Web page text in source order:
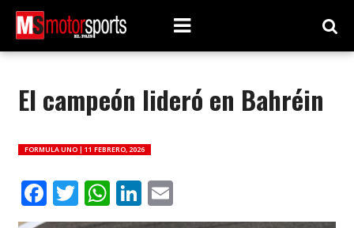
El campeón lideró en Bahréin
FORMULA UNO | 11 FEBRERO, 2026
Facebook
Twitter
WhatsApp
LinkedIn
Email